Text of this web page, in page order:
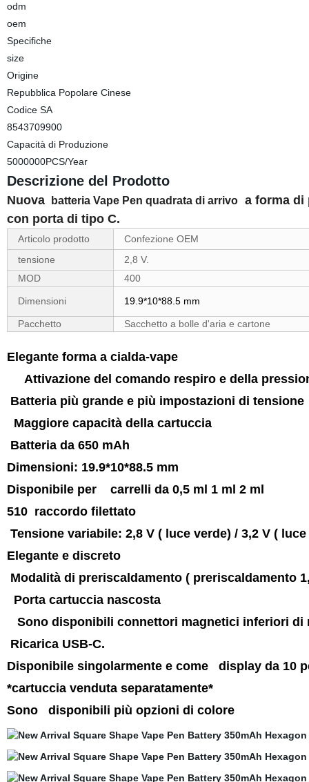
odm
oem
Specifiche
size
Origine
Repubblica Popolare Cinese
Codice SA
8543709900
Capacità di Produzione
5000000PCS/Year
Descrizione del Prodotto
Nuova batteria Vape Pen quadrata di arrivo
a forma di
con porta di tipo C.
Articolo prodotto
Confezione OEM
tensione
2,8 V.
MOD
400
Dimensioni 19.9*10*88.5 mm
Pacchetto Sacchetto a bolle d'aria e cartone
Elegante forma a cialda-vape
Attivazione del comando respiro e della
Batteria più grande e più impostazioni di
Maggiore capacità della cartuccia
Batteria da 650 mAh
Dimensioni: 19.9*10*88.5 mm
Disponibile per carrelli da 0,5 ml 1 ml 2 ml
510 raccordo filettato
Tensione variabile: 2,8 V ( luce verde) / 3,2 V (
Elegante e discreto
Modalità di preriscaldamento ( preriscaldamento
Porta cartuccia nascosta
Sono disponibili connettori magnetici inferiori di
Ricarica USB-C.
Disponibile singolarmente e come display da 10
*cartuccia venduta separatamente*
Sono disponibili più opzioni di colore